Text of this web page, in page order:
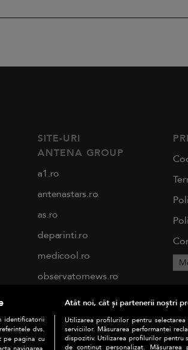
SITE-URI
ANTENA GROUP
a1.ro
antenastars.ro
as.ro
deparinti.ro
medicool.ro
observatornews.ro
spynews.ro
tvhappy.ro
useit.ro
identificatorii
dvs.
pe pagina cu
Atât noi, cât și partenerii noștri
Utilizarea profilurilor pentru
serviciilor. Măsurarea performanței
dispozitiv. Utilizarea profilurilor pentru
de conținut personalizat.